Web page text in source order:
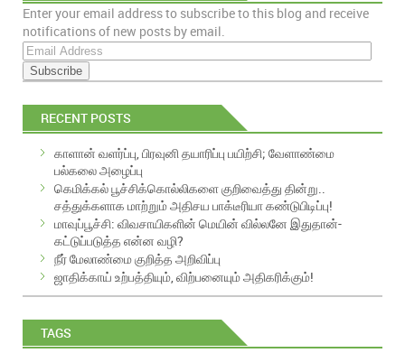
EMAIL
Enter your email address to subscribe to this blog and receive
notifications of new posts by email.
E
m
a
i
A
RECENT POSTS
காளான் வளர்ப்பு, பிரவுனி தயாரிப்பு பயிற்சி; வேளாண்மை
பல்கலை அழைப்பு
கெமிக்கல் பூச்சிக்கொல்லிகளை குறிவைத்து தின்று..
சத்துக்களாக மாற்றும் அதிசய பாக்டீரியா கண்டுபிடிப்பு!
மாவுப்பூச்சி: விவசாயிகளின் மெயின் வில்லனே இதுதான்-
கட்டுப்படுத்த என்ன வழி?
நீர் மேலாண்மை குறித்த அறிவிப்பு
ஜாதிக்காய் உற்பத்தியும், விற்பனையும் அதிகரிக்கும்!
TAGS